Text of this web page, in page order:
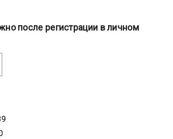
после регистрации в личном